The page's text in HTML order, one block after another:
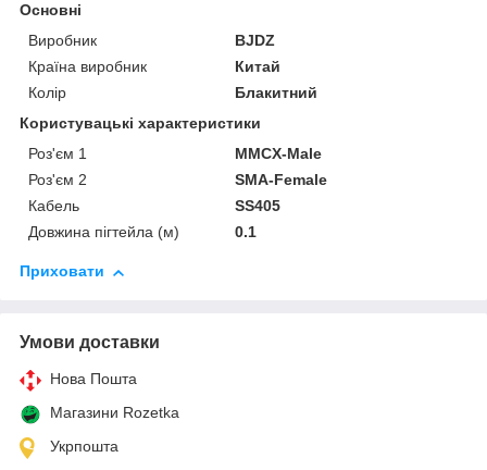
Основні
Виробник
BJDZ
Країна виробник
Китай
Колір
Блакитний
Користувацькі характеристики
Роз'єм 1
MMCX-Male
Роз'єм 2
SMA-Female
Кабель
SS405
Довжина пігтейла (м)
0.1
Приховати
Умови доставки
Нова Пошта
Магазини Rozetka
Укрпошта